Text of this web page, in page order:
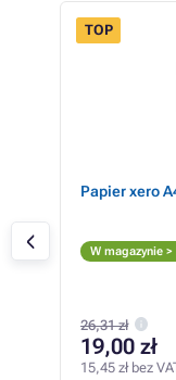
TOP
Papier xero
W magazynie >
26,31 zł
19,00 zł
15,45 zł bez